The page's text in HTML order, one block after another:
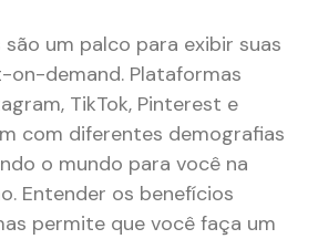
um palco para exibir suas
demand. Plataformas
TikTok, Pinterest e
com diferentes demografias
o mundo para você na
Entender os benefícios
permite que você faça um